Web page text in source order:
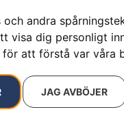
och andra
visa dig personligt
att förstå var våra
JAG AVBÖJER